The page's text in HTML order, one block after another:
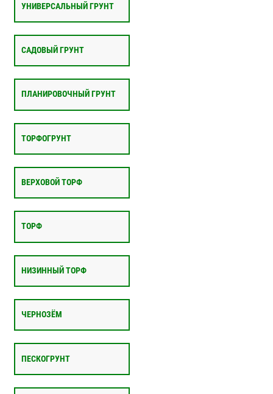
УНИВЕРСАЛЬНЫЙ ГРУНТ
САДОВЫЙ ГРУНТ
ПЛАНИРОВОЧНЫЙ ГРУНТ
ТОРФОГРУНТ
ВЕРХОВОЙ ТОРФ
ТОРФ
НИЗИННЫЙ ТОРФ
ЧЕРНОЗЁМ
ПЕСКОГРУНТ